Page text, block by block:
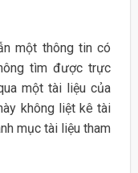
một thông tin có
tìm được trực
một tài liệu của
không liệt kê tài
mục tài liệu tham